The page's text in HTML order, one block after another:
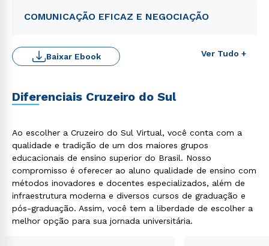
COMUNICAÇÃO EFICAZ E NEGOCIAÇÃO
Ver Tudo +
Baixar Ebook
Diferenciais Cruzeiro do Sul
Ao escolher a Cruzeiro do Sul Virtual, você conta com a
qualidade e tradição de um dos maiores grupos
educacionais de ensino superior do Brasil. Nosso
compromisso é oferecer ao aluno qualidade de ensino com
métodos inovadores e docentes especializados, além de
infraestrutura moderna e diversos cursos de graduação e
pós-graduação. Assim, você tem a liberdade de escolher a
melhor opção para sua jornada universitária.
Estou de acordo com aPolítica de Privacidade.e
autorizo que meus dados sejam utilizados para o
envio de conteúdos da Cruzeiro do Sul.